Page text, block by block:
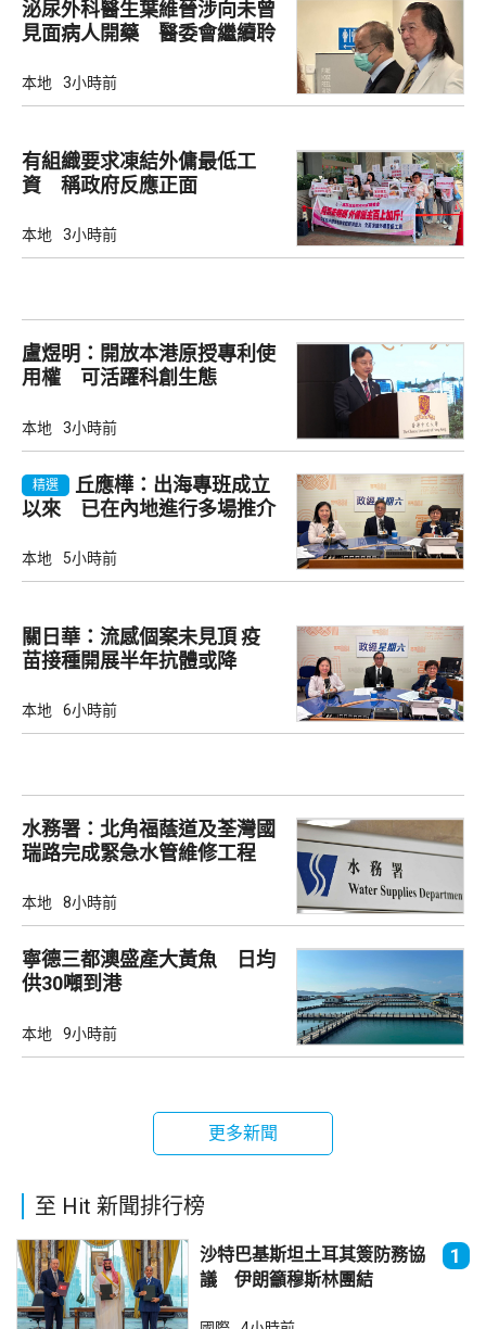
泌尿外科醫生葉維晉涉向未曾
見面病人開藥 醫委會繼續聆
本地 3小時前
有組織要求凍結外傭最低工
資 稱政府反應正面
本地 3小時前
盧煜明：開放本港原授專利使
用權 可活躍科創生態
本地 3小時前
精選
丘應樺：出海專班成立
以來 已在內地進行多場推介
本地 5小時前
關日華：流感個案未見頂 疫
苗接種開展半年抗體或降
本地 6小時前
水務署：北角福蔭道及荃灣國
瑞路完成緊急水管維修工程
本地 8小時前
寧德三都澳盛產大黃魚 日均
供30噸到港
本地 9小時前
更多新聞
至 Hit 新聞排行榜
沙特巴基斯坦土耳其簽防務協
議 伊朗籲穆斯林團結
1